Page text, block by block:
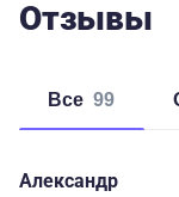
Отзывы
Все 99
Александр